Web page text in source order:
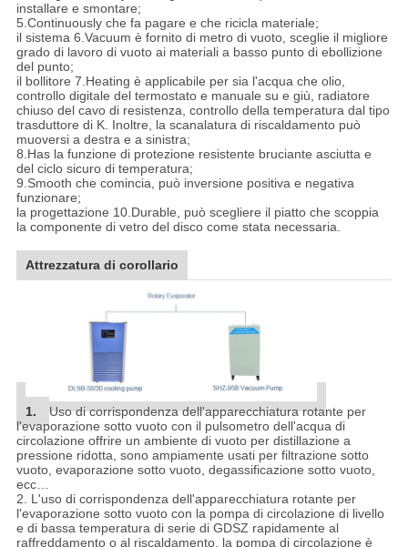
installare e smontare;
5.Continuously che fa pagare e che ricicla materiale;
il sistema 6.Vacuum è fornito di metro di vuoto, sceglie il migliore
grado di lavoro di vuoto ai materiali a basso punto di ebollizione
del punto;
il bollitore 7.Heating è applicabile per sia l'acqua che olio,
controllo digitale del termostato e manuale su e giù, radiatore
chiuso del cavo di resistenza, controllo della temperatura dal tipo
trasduttore di K. Inoltre, la scanalatura di riscaldamento può
muoversi a destra e a sinistra;
8.Has la funzione di protezione resistente bruciante asciutta e
del ciclo sicuro di temperatura;
9.Smooth che comincia, può inversione positiva e negativa
funzionare;
la progettazione 10.Durable, può scegliere il piatto che scoppia
la componente di vetro del disco come stata necessaria.
Attrezzatura di corollario
1.
Uso di corrispondenza dell'apparecchiatura rotante per
l'evaporazione sotto vuoto con il pulsometro dell'acqua di
circolazione offrire un ambiente di vuoto per distillazione a
pressione ridotta, sono ampiamente usati per filtrazione sotto
vuoto, evaporazione sotto vuoto, degassificazione sotto vuoto,
ecc…
2. L'uso di corrispondenza dell'apparecchiatura rotante per
l'evaporazione sotto vuoto con la pompa di circolazione di livello
e di bassa temperatura di serie di GDSZ rapidamente al
raffreddamento o al riscaldamento, la pompa di circolazione è